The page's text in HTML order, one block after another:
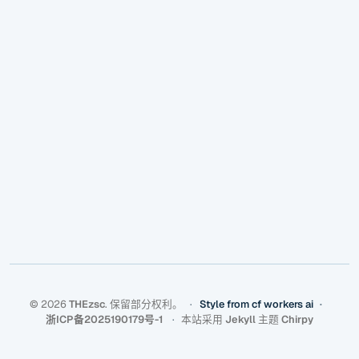
© 2026 THEzsc. 保留部分权利。
Style from cf workers ai
浙ICP备2025190179号-1
本站采用Jekyll 主题Chirpy